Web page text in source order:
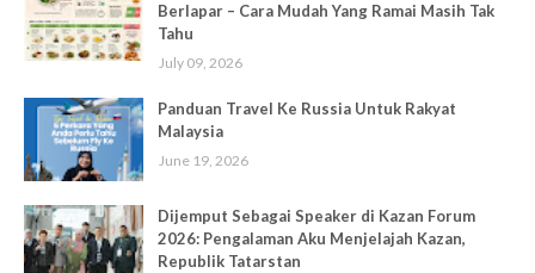
Berlapar – Cara Mudah Yang Ramai Masih Tak
Tahu
July 09, 2026
Panduan Travel Ke Russia Untuk Rakyat
Malaysia
June 19, 2026
Dijemput Sebagai Speaker di Kazan Forum
2026: Pengalaman Aku Menjelajah Kazan,
Republik Tatarstan